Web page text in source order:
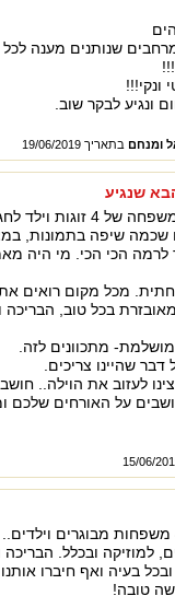
שנותנים מענה לכל
ונקי!!!
ונגיע לבקר שוב.
ומנחם בתאריך 19/06/2019
שנגיע
לציין שהכל היה מושלם!!
שכמה שיפה בתמונות,
הכי הכי. מי היה
מכל מקום רואים את
בכל טוב, הבריכה
מתכוונים לזה.
שהיינו צריכים.
לעזוב את הוילה..
על האורחים שלכם
למוזיקה ובכלל.
בעיה ואף חיברו
טובה!